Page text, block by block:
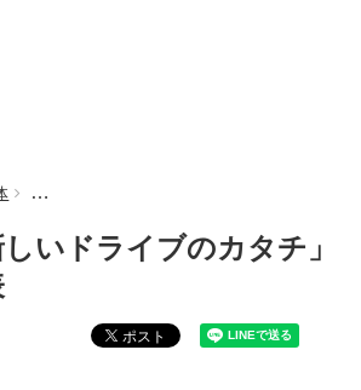
ＪＡＦ、「新しいドライブのカタチ」調査結
しいドライブのカタチ」
ポスト